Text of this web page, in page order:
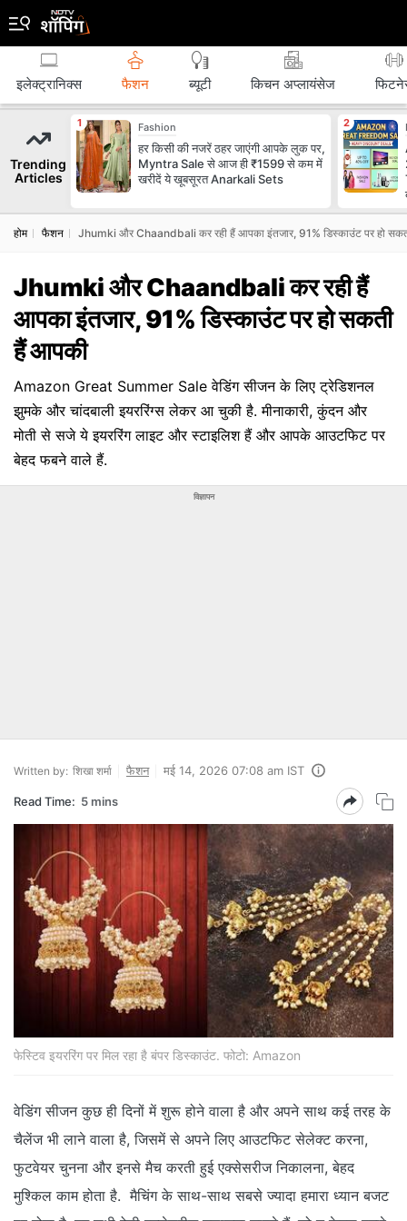
इलेक्ट्रानिक्स फैशन ब्‍यूटी किचन अप्लायंसेज
Trending
Articles
Fashion
हर किसी की नजरें ठहर जाएंगी आपके लुक पर,
Myntra Sale से आज ही ₹1599 से कम में
खरीदें ये खूबसूरत Anarkali Sets
होम फैशन Jhumki और Chaandbali कर रही हैं आपका इंतजार, 91% डिस्‍काउंट पर हो
Jhumki और Chaandbali कर रही हैं
आपका इंतजार, 91% डिस्‍काउंट पर हो सकती
हैं आपकी
Amazon Great Summer Sale वेडिंग सीजन के लिए ट्रेडिशनल
झुमके और चांदबाली इयररिंग्स लेकर आ चुकी है. मीनाकारी, कुंदन और
मोती से सजे ये इयररिंग लाइट और स्टाइलिश हैं और आपके आउटफिट पर
बेहद फबने वाले हैं.
विज्ञापन
Written by: शिखा शर्मा फैशन मई 14, 2026 07:08 am IST
Read Time: 5 mins
फेस्टिव इयररिंग पर मिल रहा है बंपर डिस्‍काउंट. फोटो: Amazon
वेडिंग सीजन कुछ ही दिनों में शुरू होने वाला है और अपने साथ कई तरह के
चैलेंज भी लाने वाला है, जिसमें से अपने लिए आउटफिट सेलेक्‍ट करना,
फुटवेयर चुनना और इनसे मैच करती हुई एक्‍सेसरीज निकालना, बेहद
मुश्किल काम होता है. मैचिंग के साथ-साथ सबसे ज्‍यादा हमारा ध्‍यान बजट